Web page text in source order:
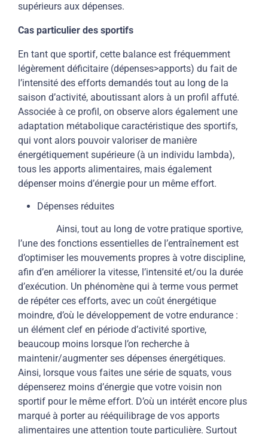
supérieurs aux dépenses.
Cas particulier des sportifs
En tant que sportif, cette balance est fréquemment
légèrement déficitaire (dépenses>apports) du fait de
l’intensité des efforts demandés tout au long de la
saison d’activité, aboutissant alors à un profil affuté.
Associée à ce profil, on observe alors également une
adaptation métabolique caractéristique des sportifs,
qui vont alors pouvoir valoriser de manière
énergétiquement supérieure (à un individu lambda),
tous les apports alimentaires, mais également
dépenser moins d’énergie pour un même effort.
Dépenses réduites
Ainsi, tout au long de votre pratique sportive,
l’une des fonctions essentielles de l’entraînement est
d’optimiser les mouvements propres à votre discipline,
afin d’en améliorer la vitesse, l’intensité et/ou la durée
d’exécution. Un phénomène qui à terme vous permet
de répéter ces efforts, avec un coût énergétique
moindre, d’où le développement de votre endurance :
un élément clef en période d’activité sportive,
beaucoup moins lorsque l’on recherche à
maintenir/augmenter ses dépenses énergétiques.
Ainsi, lorsque vous faites une série de squats, vous
dépenserez moins d’énergie que votre voisin non
sportif pour le même effort. D’où un intérêt encore plus
marqué à porter au rééquilibrage de vos apports
alimentaires une attention toute particulière. Surtout